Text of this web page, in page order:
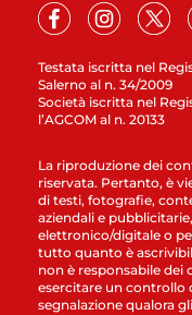
Testata iscritta nel
Salerno al n. 34/2009
Società iscritta nel
l’AGCOM al n. 20133
La riproduzione dei
riservata. Pertanto, è
di testi, fotografie,
aziendali e
elettronico/digitale o
tutto quanto è
non è responsabile
esercitare un controllo
segnalazione qualora